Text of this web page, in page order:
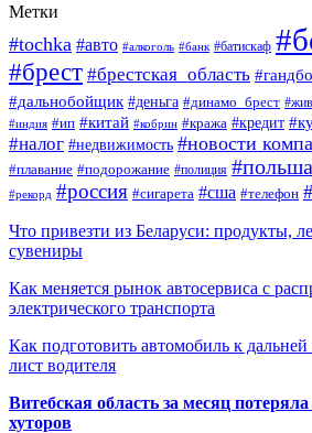
Метки
#tochka #авто #алкоголь #банк #батискаф
#брест #брестская_область
#дальнобойщик #деньга #динамо_брест
#индия #ип #китай #кобрин #кража #кредит
#налог #недвижимость #новости
#плавание #подорожание #полиция #польша
#рекорд #россия #сигарета #сша #телефон
Что привезти из Беларуси: продукты,
сувениры
Как меняется рынок автосервиса с
электрического транспорта
Как подготовить автомобиль к
лист водителя
Витебская область за месяц
хуторов